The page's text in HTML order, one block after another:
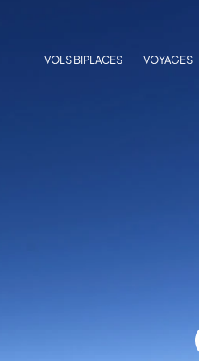
VOLS BIPLACES VOYAGES